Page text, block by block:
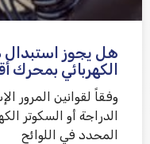
هل يجوز استبدال
الكهربائي بمحرك
وفقاً لقوانين المرور
الدراجة أو السكوتر
المحدد في اللوائح